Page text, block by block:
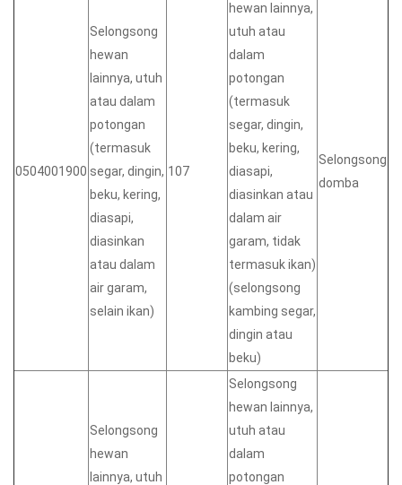
0504001900
Selongsong
hewan
lainnya, utuh
atau dalam
potongan
(termasuk
segar, dingin,
beku, kering,
diasapi,
diasinkan
atau dalam
air garam,
selain ikan)
107
hewan lainnya,
utuh atau
dalam
potongan
(termasuk
segar, dingin,
beku, kering,
diasapi,
diasinkan atau
dalam air
garam, tidak
termasuk ikan)
(selongsong
kambing segar,
dingin atau
beku)
Selongsong
domba
Selongsong
hewan
lainnya, utuh
Selongsong
hewan lainnya,
utuh atau
dalam
potongan